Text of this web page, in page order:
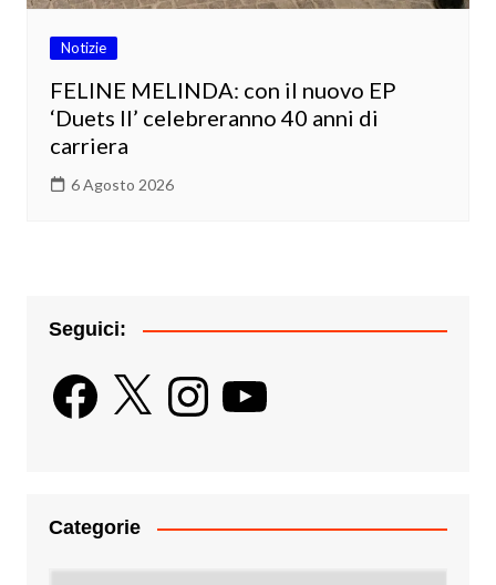
Notizie
FELINE MELINDA: con il nuovo EP
‘Duets II’ celebreranno 40 anni di
carriera
6 Agosto 2026
Seguici:
Facebook
X InstagramYouTube
Categorie